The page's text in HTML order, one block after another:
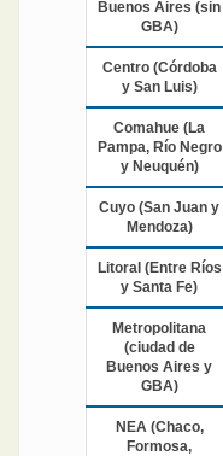
Buenos Aires (sin
GBA)
Centro (Córdoba
y San Luis)
Comahue (La
Pampa, Río Negro
y Neuquén)
Cuyo (San Juan y
Mendoza)
Litoral (Entre Ríos
y Santa Fe)
Metropolitana
(ciudad de
Buenos Aires y
GBA)
NEA (Chaco,
Formosa,